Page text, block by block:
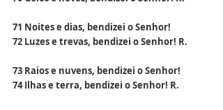
71 Noites e dias, bendizei o Senhor!
72 Luzes e trevas, bendizei o Senhor! R.
73 Raios e nuvens, bendizei o Senhor!
74 Ilhas e terra, bendizei o Senhor! R.